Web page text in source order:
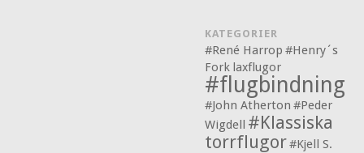
KATEGORIER
#René Harrop #Henry´s
Fork laxflugor
#flugbindning
#John Atherton #Peder
Wigdell #Klassiska
torrflugor#Kjell S.